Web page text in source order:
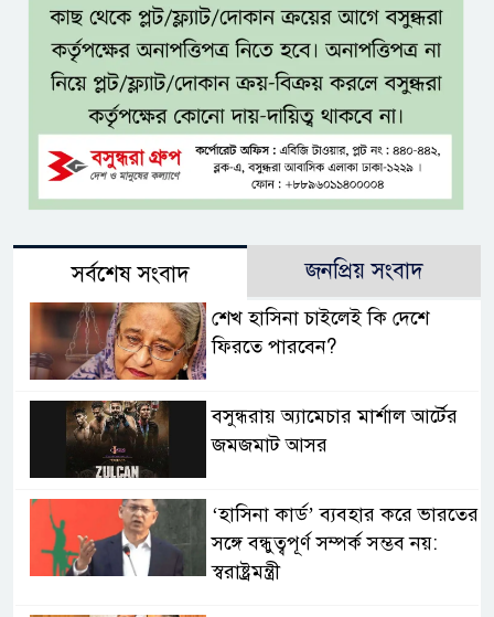
সর্বশেষ সংবাদ জনপ্রিয় সংবাদ
শেখ হাসিনা চাইলেই কি দেশে
ফিরতে পারবেন?
বসুন্ধরায় অ্যামেচার মার্শাল আর্টের
জমজমাট আসর
‘হাসিনা কার্ড’ ব্যবহার করে ভারতের
সঙ্গে বন্ধুত্বপূর্ণ সম্পর্ক সম্ভব নয়:
স্বরাষ্ট্রমন্ত্রী